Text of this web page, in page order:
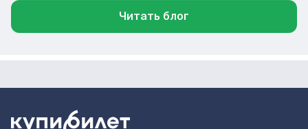
Читать блог